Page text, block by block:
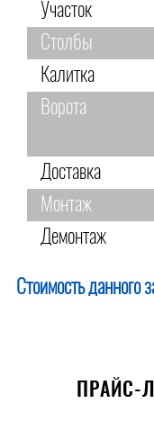
Участок
Столбы
Калитка
Ворота
Доставка
Монтаж
Демонтаж
Стоимость данного
ПРАЙС-